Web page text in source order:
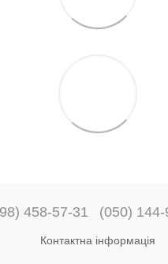
458-57-31 (050) 144-
Контактна інформація